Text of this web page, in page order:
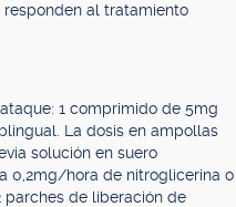
al tratamiento
1 comprimido de 5mg
La dosis en ampollas
solución en suero
0,2mg/hora de nitroglicerina o
de liberación de